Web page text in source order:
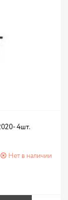
4шт.
Нет в наличии